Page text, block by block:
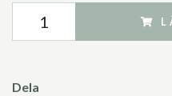
Dela